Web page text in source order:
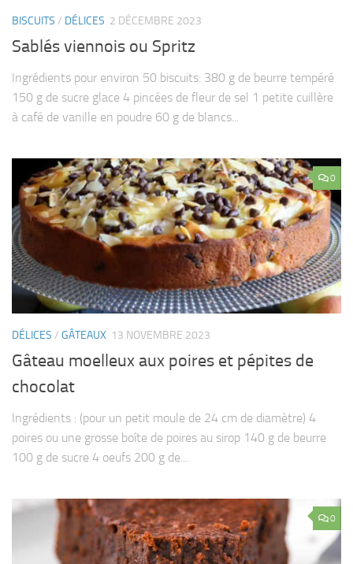
BISCUITS / DÉLICES 2 DÉCEMBRE 2023
Sablés viennois ou Spritz
Ingrédients pour environ 50 biscuits: 380 g de beurre tempéré
150 g de sucre glace 4 pincées de fleur de sel 1 petite cuillère
à café de vanille en poudre 60 g de blancs...
0
DÉLICES / GÂTEAUX 13 NOVEMBRE 2023
Gâteau moelleux aux poires et pépites de
chocolat
Ingrédients : (pour un petit moule de 24 cm de diamètre) 4
poires ou une grosse boîte de poires au sirop 140 g de beurre
100 g de sucre 4 oeufs 200 g de...
0